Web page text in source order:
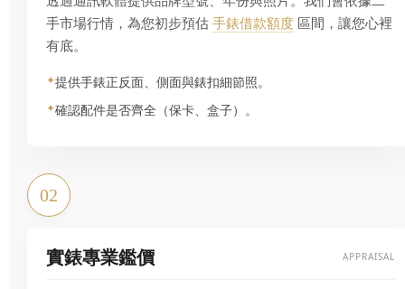
手市場行情，為您初步預估 手錶借款額度 區間，讓您心裡
有底。
提供手錶正反面、側面與錶扣細節照。
確認配件是否齊全（保卡、盒子）。
02
實錶專業鑑價 APPRAISAL